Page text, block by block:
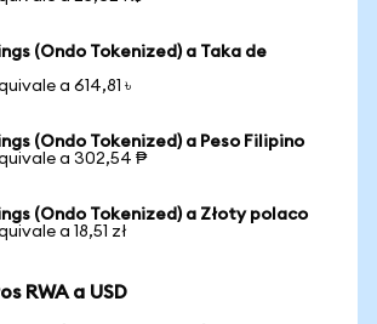
(Ondo Tokenized) a Taka de
a 614,81 ৳
(Ondo Tokenized) a Peso Filipino
a 302,54 ₱
(Ondo Tokenized) a Złoty polaco
a 18,51 zł
RWA a USD